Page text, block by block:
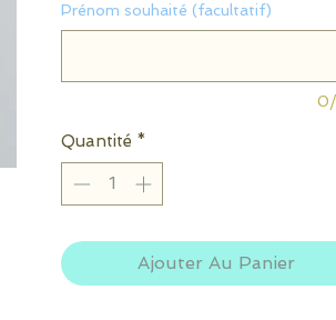
Prénom souhaité (facultatif)
Quantité *
Ajouter Au Panier